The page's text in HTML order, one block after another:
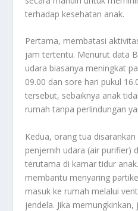
terhadap kesehatan anak.
Pertama, membatasi
jam tertentu. Menurut data
udara biasanya meningkat
09.00 dan sore hari pukul
tersebut, sebaiknya anak
rumah tanpa perlindungan
Kedua, orang tua
penjernih udara (air purifier)
terutama di kamar tidur
membantu menyaring
masuk ke rumah melalui
jendela. Jika